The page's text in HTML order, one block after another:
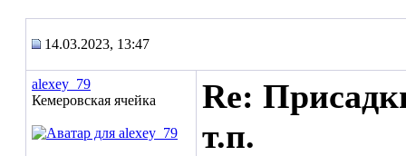
14.03.2023, 13:47
alexey_79
Кемеровская ячейка
Re:
т.п.